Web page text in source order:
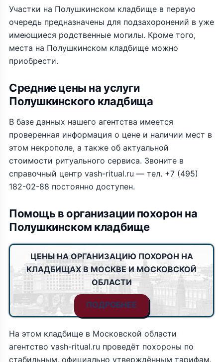
Участки на Полушкинском кладбище в первую
очередь предназначены для подзахоронений в уже
имеющиеся родственные могилы. Кроме того,
места на Полушкинском кладбище можно
приобрести.
Средние цены на услуги
Полушкинского кладбища
В базе данных нашего агентства имеется
проверенная информация о цене и наличии мест в
этом некрополе, а также об актуальной
стоимости ритуального сервиса. Звоните в
справочный центр vash-ritual.ru — тел. +7 (495)
182-02-88 постоянно доступен.
Помощь в организации похорон на
Полушкинском кладбище
ЦЕНЫ НА ОРГАНИЗАЦИЮ ПОХОРОН НА
КЛАДБИЩАХ В МОСКВЕ И МОСКОВСКОЙ
ОБЛАСТИ
ПОДРОБНЕЕ
На этом кладбище в Московской области
агентство vash-ritual.ru проведёт похороны по
стабильным, официально утверждённым тарифам.